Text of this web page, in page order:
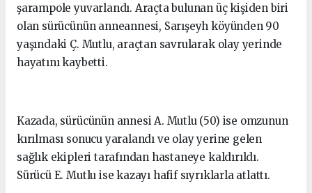
şarampole yuvarlandı. Araçta bulunan üç kişiden biri
olan sürücünün anneannesi, Sarışeyh köyünden 90
yaşındaki Ç. Mutlu, araçtan savrularak olay yerinde
hayatını kaybetti.
Kazada, sürücünün annesi A. Mutlu (50) ise omzunun
kırılması sonucu yaralandı ve olay yerine gelen
sağlık ekipleri tarafından hastaneye kaldırıldı.
Sürücü E. Mutlu ise kazayı hafif sıyrıklarla atlattı.